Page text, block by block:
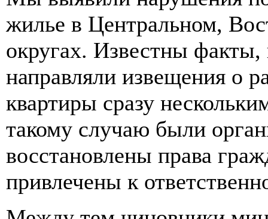
жилье в Центральном,
округах. Известны
направляли извещения о
квартиры сразу
такому случаю были
восстановлены права
привлечены к